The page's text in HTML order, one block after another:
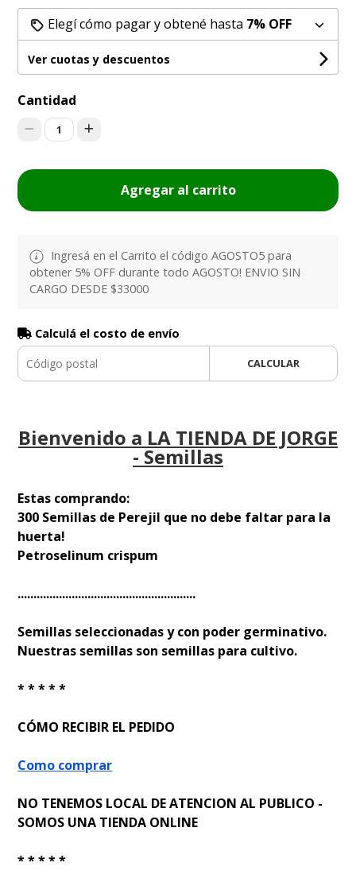
Elegí cómo pagar y obtené hasta 7% OFF
Ver cuotas y descuentos
Cantidad
1
Agregar al carrito
Ingresá en el Carrito el código AGOSTO5 para
obtener 5% OFF durante todo AGOSTO! ENVIO SIN
CARGO DESDE $33000
Calculá el costo de envío
CALCULAR
Bienvenido a LA TIENDA DE JORGE
- Semillas
Estas comprando:
300 Semillas de Perejil que no debe faltar para la
huerta!
Petroselinum crispum
........................................................
Semillas seleccionadas y con poder germinativo.
Nuestras semillas son semillas para cultivo.
* * * * *
CÓMO RECIBIR EL PEDIDO
Como comprar
NO TENEMOS LOCAL DE ATENCION AL PUBLICO -
SOMOS UNA TIENDA ONLINE
* * * * *